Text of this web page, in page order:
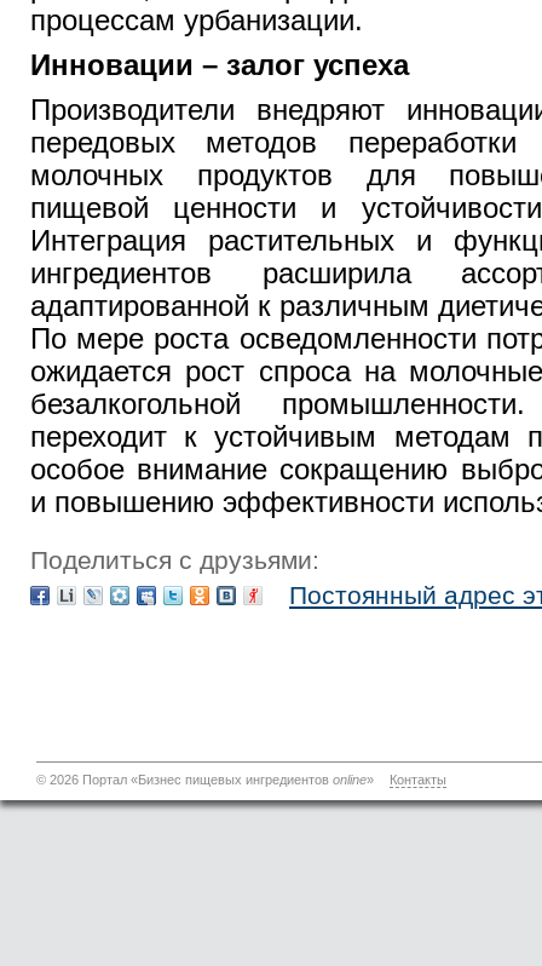
процессам урбанизации.
Инновации – залог успеха
Производители внедряют
передовых методов
молочных продуктов для
пищевой ценности и
Интеграция растительных и
ингредиентов расширила
адаптированной к различным
По мере роста осведомленности
ожидается рост спроса на
безалкогольной
переходит к устойчивым методам
особое внимание сокращению
и повышению эффективности
Поделиться с друзьями:
Постоянный адрес
© 2026 Портал «Бизнес пищевых ингредиентов online» Контакты